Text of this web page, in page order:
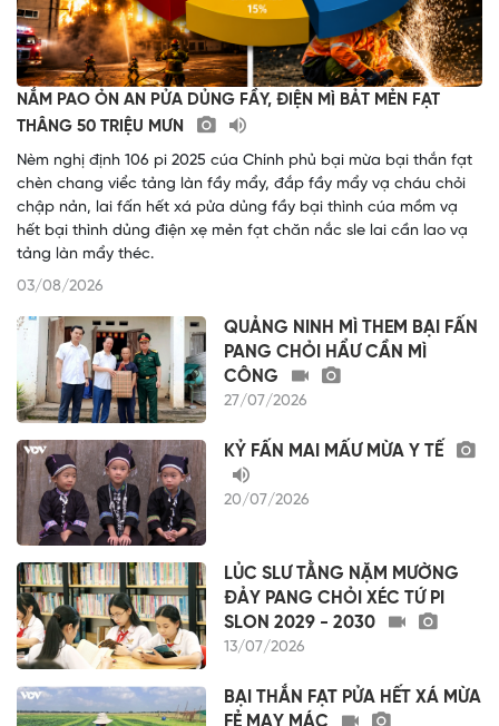
NẮM PAO ỎN AN PỬA DỦNG FẦY, ĐIỆN MÌ BẢT MẺN FẠT
THÂNG 50 TRIỆU MƯN
Nèm nghị định 106 pi 2025 cúa Chính phủ bại mừa bại thắn fạt
chèn chang viểc tảng làn fầy mẩy, đắp fầy mẩy vạ cháu chỏi
chập nản, lai fấn hết xá pửa dủng fầy bại thình cúa mồm vạ
hết bại thình dủng điện xẹ mẻn fạt chăn nắc sle lai cần lao vạ
tảng làn mẩy théc.
03/08/2026
QUẢNG NINH MÌ THEM BẠI FẤN
PANG CHỎI HẨƯ CẦN MÌ
CÔNG
27/07/2026
KỶ FẤN MAI MẤƯ MỪA Y TẾ
20/07/2026
LỦC SLƯ TẰNG NẶM MƯỜNG
ĐẢY PANG CHỎI XÉC TỨ PI
SLON 2029 - 2030
13/07/2026
BẠI THẮN FẠT PỬA HẾT XÁ MỪA
FẺ MẠY MÁC